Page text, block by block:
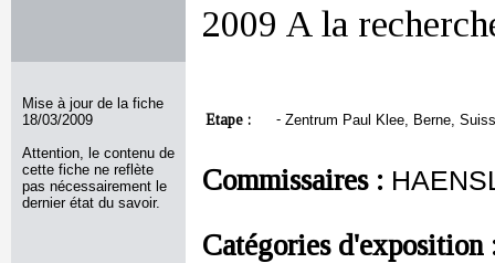
Mise à jour de la fiche
18/03/2009
Attention, le contenu de
cette fiche ne reflète
pas nécessairement le
dernier état du savoir.
2009 A la
Etape : - Zentrum Paul Klee, Berne,
Commissaires :
Catégories